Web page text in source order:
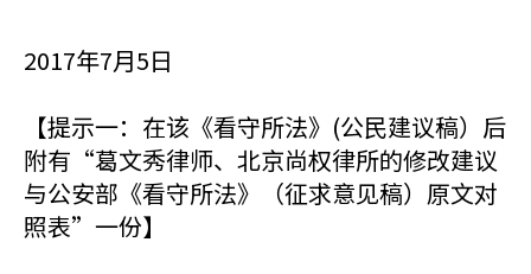
2017年7月5日
【提示一：在该《看守所法》(公民建议稿）后
附有“葛文秀律师、北京尚权律所的修改建议
与公安部《看守所法》（征求意见稿）原文对
照表”一份】